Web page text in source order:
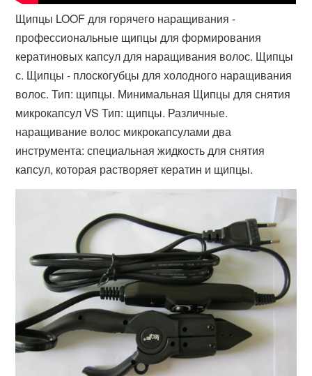
Щипцы LOOF для горячего наращивания -
профессиональные щипцы для формирования
кератиновых капсул для наращивания волос. Щипцы
с. Щипцы - плоскогубцы для холодного наращивания
волос. Тип: щипцы. Минимальная Щипцы для снятия
микрокапсул VS Тип: щипцы. Различные.
наращивание волос микрокапсулами два
инструмента: специальная жидкость для снятия
капсул, которая растворяет кератин и щипцы.